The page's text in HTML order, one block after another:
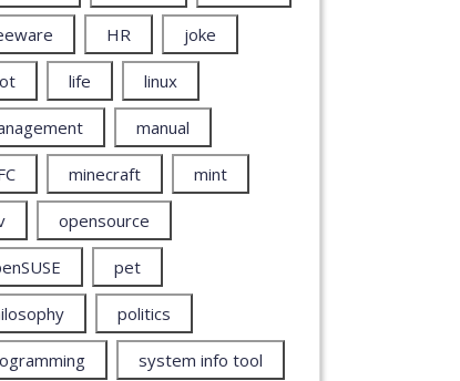
HR joke
life linux
manual
minecraft mint
opensource
pet
politics
system info tool